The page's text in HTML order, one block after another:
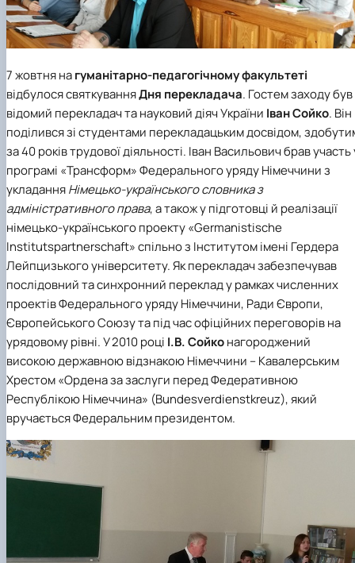
7 жовтня нагуманітарно-педагогічному факультеті
відбулося святкуванняДня перекладача. Гостем заходу був
відомий перекладач та науковий діяч України Іван Сойко. Він
поділився зі студентами перекладацьким досвідом,
за 40 років трудової діяльності. Іван Васильович брав участь
програмі «Трансформ» Федерального уряду Німеччини з
укладанняНімецько-українського словника з
адміністративного права, а також у підготовці й реалізації
німецько-українського проекту «Germanistische
Institutspartnerschaft» спільно з Інститутом імені Гердера
Лейпцизького університету. Як перекладач забезпечував
послідовний та синхронний переклад у рамках численних
проектів Федерального уряду Німеччини, Ради Європи,
Європейського Союзу та під час офіційних переговорів на
урядовому рівні. У 2010 році І.В. Сойконагороджений
високою державною відзнакою Німеччини – Кавалерським
Хрестом «Ордена за заслуги перед Федеративною
Республікою Німеччина» (Bundesverdienstkreuz), який
вручається Федеральним президентом.